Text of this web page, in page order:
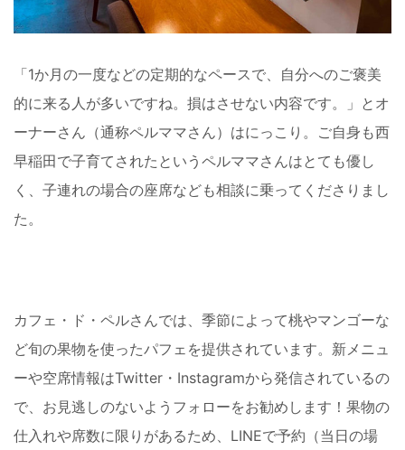
「1か月の一度などの定期的なペースで、自分へのご褒美
的に来る人が多いですね。損はさせない内容です。」とオ
ーナーさん（通称ペルママさん）はにっこり。ご自身も西
早稲田で子育てされたというペルママさんはとても優し
く、子連れの場合の座席なども相談に乗ってくださりまし
た。
カフェ・ド・ペルさんでは、季節によって桃やマンゴーな
ど旬の果物を使ったパフェを提供されています。新メニュ
ーや空席情報はTwitter・Instagramから発信されているの
で、お見逃しのないようフォローをお勧めします！果物の
仕入れや席数に限りがあるため、LINEで予約（当日の場